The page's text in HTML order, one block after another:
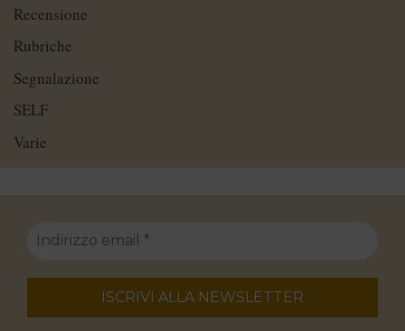
Recensione
Rubriche
Segnalazione
SELF
Varie